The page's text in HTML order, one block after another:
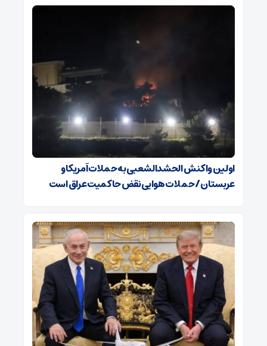
اولین واکنش الحشدالشعبی به حملات آمریکا و
عربستان / حملات هوایی نقض حاکمیت عراق است